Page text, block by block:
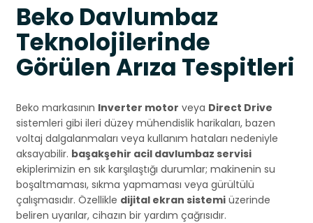
Beko Davlumbaz
Teknolojilerinde
Görülen Arıza Tespitleri
Beko markasının Inverter motor veya Direct Drive
sistemleri gibi ileri düzey mühendislik harikaları, bazen
voltaj dalgalanmaları veya kullanım hataları nedeniyle
aksayabilir. başakşehir acil davlumbaz servisi
ekiplerimizin en sık karşılaştığı durumlar; makinenin su
boşaltmaması, sıkma yapmaması veya gürültülü
çalışmasıdır. Özellikle dijital ekran sistemi üzerinde
beliren uyarılar, cihazın bir yardım çağrısıdır.